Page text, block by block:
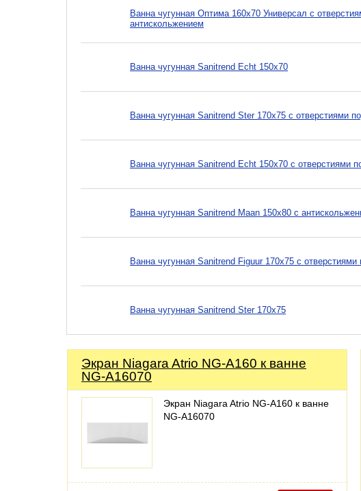
Ванна чугунная Оптима 160х70 Универсал с
антискольжением
Ванна чугунная Sanitrend Echt 150х70
Ванна чугунная Sanitrend Ster 170х75 с отверстиями
Ванна чугунная Sanitrend Echt 150х70 с отверстиями
Ванна чугунная Sanitrend Maan 150х80 с
Ванна чугунная Sanitrend Figuur 170х75 с
Ванна чугунная Sanitrend Ster 170х75
Экран Niagara Atrio NG-A160 к ванне
NG-A16070
Экран Niagara Atrio NG-A160 к ванне
NG-A16070